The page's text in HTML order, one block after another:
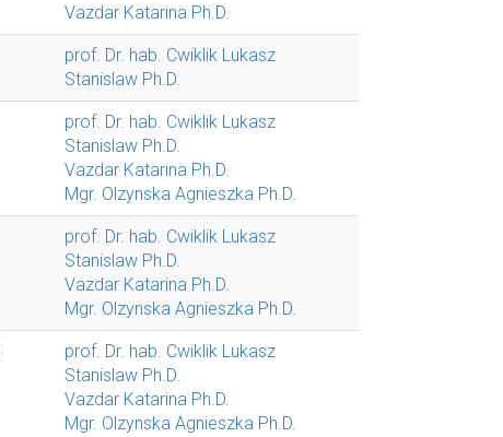
Vazdar Katarina Ph.D.
prof. Dr. hab. Cwiklik Lukasz
Stanislaw Ph.D.
prof. Dr. hab. Cwiklik Lukasz
Stanislaw Ph.D.
Vazdar Katarina Ph.D.
Mgr. Olzynska Agnieszka Ph.D.
prof. Dr. hab. Cwiklik Lukasz
Stanislaw Ph.D.
Vazdar Katarina Ph.D.
Mgr. Olzynska Agnieszka Ph.D.
prof. Dr. hab. Cwiklik Lukasz
Stanislaw Ph.D.
Vazdar Katarina Ph.D.
Mgr. Olzynska Agnieszka Ph.D.